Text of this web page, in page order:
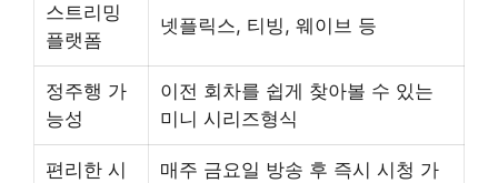
스트리밍
플랫폼
넷플릭스, 티빙, 웨이브 등
정주행 가
능성
이전 회차를 쉽게 찾아볼 수 있는
미니 시리즈형식
편리한 시
매주 금요일 방송 후 즉시 시청 가